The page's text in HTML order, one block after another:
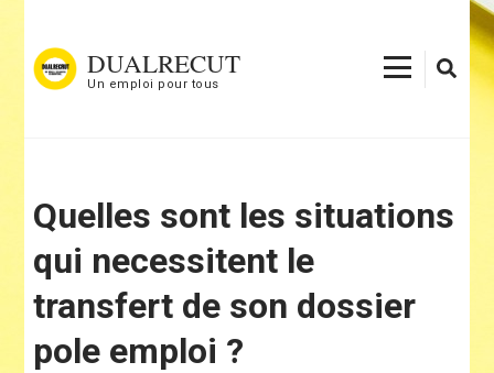
contenu
(Pressez
DUALRECUT
Un emploi pour tous
Quelles sont les situations
qui necessitent le
transfert de son dossier
pole emploi ?